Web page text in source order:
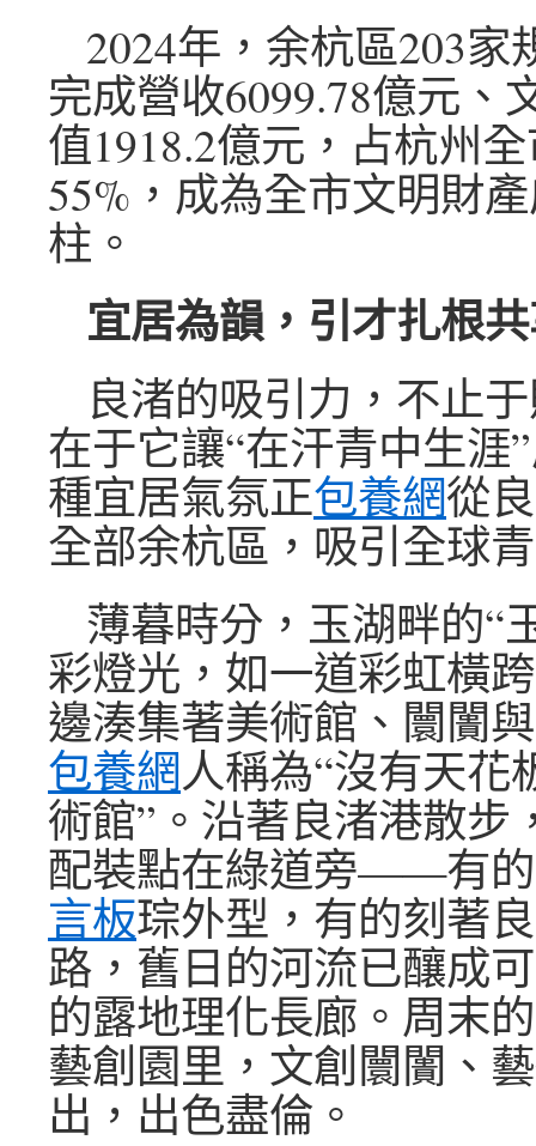
2024年，余杭區203家
完成營收6099.78億元、
值1918.2億元，占杭州
55%，成為全市文明財
柱。
宜居為韻，引才扎根
良渚的吸引力，不止
在于它讓“在汗青中生涯
種宜居氣氛正包養網從
全部余杭區，吸引全球
薄暮時分，玉湖畔的“
彩燈光，如一道彩虹橫
邊湊集著美術館、闤闠
包養網人稱為“沒有天花
術館”。沿著良渚港散步
配裝點在綠道旁——有
言板琮外型，有的刻著
路，舊日的河流已釀成
的露地理化長廊。周末
藝創園里，文創闤闠、
出，出色盡倫。